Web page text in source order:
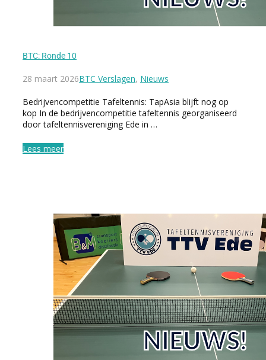
BTC: Ronde 10
28 maart 2026BTC Verslagen, Nieuws
Bedrijvencompetitie Tafeltennis: TapAsia blijft nog op
kop In de bedrijvencompetitie tafeltennis georganiseerd
door tafeltennisvereniging Ede in …
Lees meer